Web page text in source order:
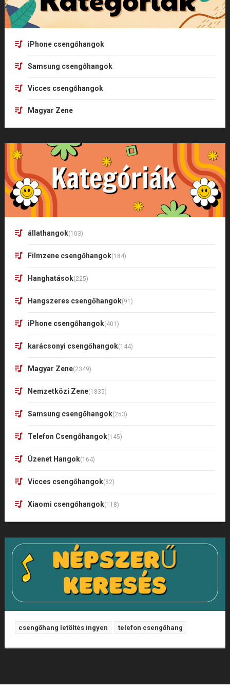
iPhone csengőhangok
Samsung csengőhangok
Vicces csengőhangok
Magyar Zene
állathangok(103)
Filmzene csengőhangok(184)
Hanghatások(225)
Hangszeres csengőhangok(91)
iPhone csengőhangok(401)
karácsonyi csengőhangok(144)
Magyar Zene(2349)
Nemzetközi Zene(1835)
Samsung csengőhangok(253)
Telefon Csengőhangok(145)
Üzenet Hangok(164)
Vicces csengőhangok(82)
Xiaomi csengőhangok(118)
csengőhang letöltés ingyen telefon csengőhang